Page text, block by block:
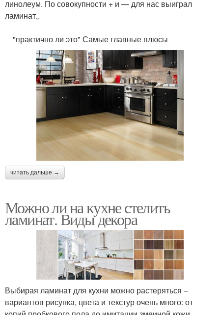
линолеум. По совокупности + и — для нас выиграл
ламинат,.
"практично ли это" Самые главные плюсы
читать дальше →
Можно ли на кухне стелить
ламинат. Виды декора
Выбирая ламинат для кухни можно растеряться –
вариантов рисунка, цвета и текстур очень много: от